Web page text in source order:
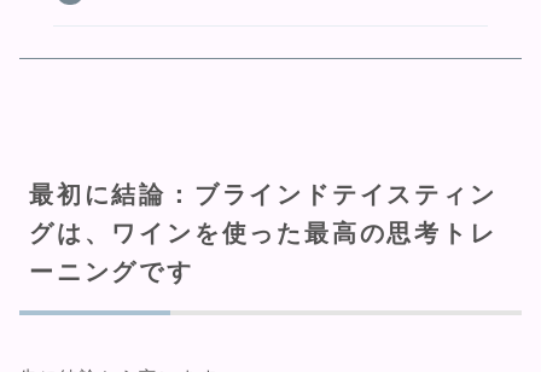
最初に結論：ブラインドテイスティン
グは、ワインを使った最高の思考トレ
ーニングです